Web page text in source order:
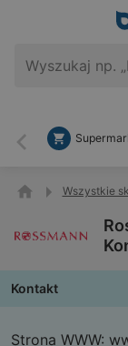
Wstecz
Wszystkie
Kontakt
Strona WWW: